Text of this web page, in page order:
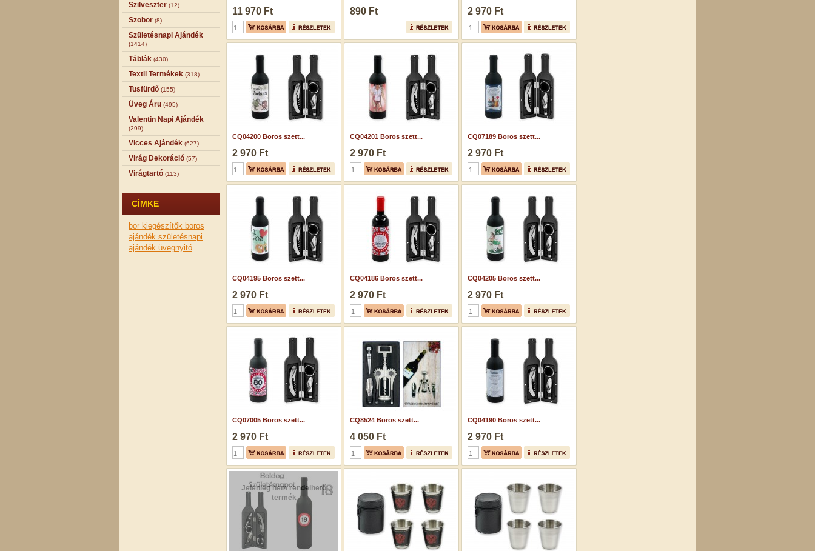
Szilveszter (12)
Szobor (8)
Születésnapi Ajándék
(1414)
Táblák (430)
Textil Termékek (318)
Tusfürdő (155)
Üveg Áru (495)
Valentin Napi Ajándék
(299)
Vicces Ajándék (627)
Virág Dekoráció (57)
Virágtartó (113)
CÍMKE
bor kiegészítők boros
ajándék születésnapi
ajándék üvegnyitó
11 970 Ft 890 Ft 2 970 Ft
CQ04200 Boros szett...
2 970 Ft
CQ04201 Boros szett...
2 970 Ft
CQ07189 Boros szett...
2 970 Ft
CQ04195 Boros szett...
2 970 Ft
CQ04186 Boros szett...
2 970 Ft
CQ04205 Boros szett...
2 970 Ft
CQ07005 Boros szett...
2 970 Ft
CQ8524 Boros szett...
4 050 Ft
CQ04190 Boros szett...
2 970 Ft
Jelenleg nem rendelhető
termék